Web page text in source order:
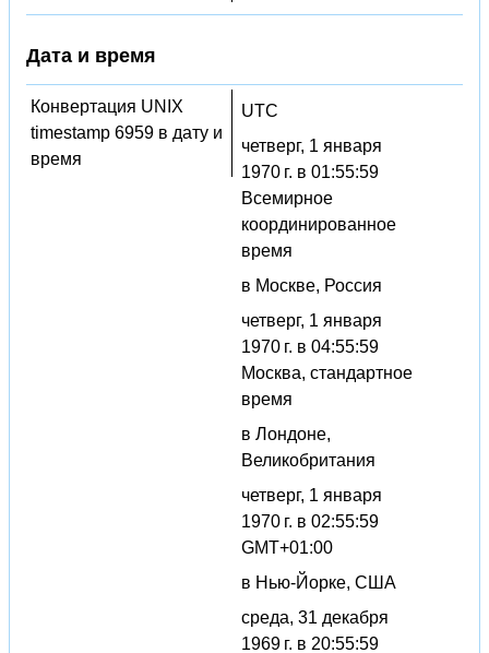
Дата и время
Конвертация UNIX
timestamp 6959 в дату и
время
UTC
четверг, 1 января
1970 г. в 01:55:59
Всемирное
координированное
время
в Москве, Россия
четверг, 1 января
1970 г. в 04:55:59
Москва, стандартное
время
в Лондоне,
Великобритания
четверг, 1 января
1970 г. в 02:55:59
GMT+01:00
в Нью-Йорке, США
среда, 31 декабря
1969 г. в 20:55:59